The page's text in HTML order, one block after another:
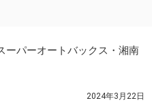
ーパーオートバックス・湘南
2024年3月22日